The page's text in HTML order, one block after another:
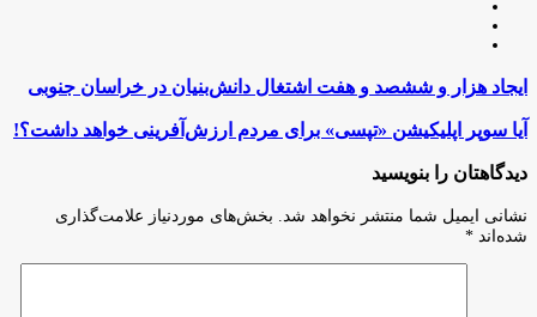
ایجاد
و
ششصد
هفت
اشتغال
دانش‌بنیان
در
ایجاد هزار و ششصد و هفت اشتغال دانش‌بنیان در خراسان جنوبی
آیا
اپلیکیشن
برای
مردم
آیا سوپر اپلیکیشن «تپسی» برای مردم ارزش‌آفرینی خواهد داشت؟!
دیدگاهتان را بنویسید
نشانی ایمیل شما منتشر نخواهد شد.
بخش‌های موردنیاز علامت‌گذاری
شده‌اند *